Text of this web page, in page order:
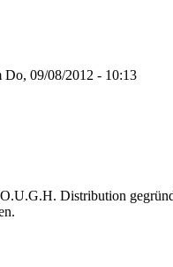
Do, 09/08/2012 - 10:13
Distribution